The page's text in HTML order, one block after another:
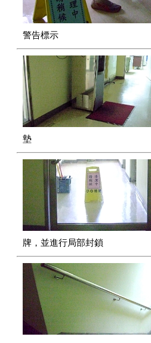
警告標示
墊
牌，並進行局部封鎖